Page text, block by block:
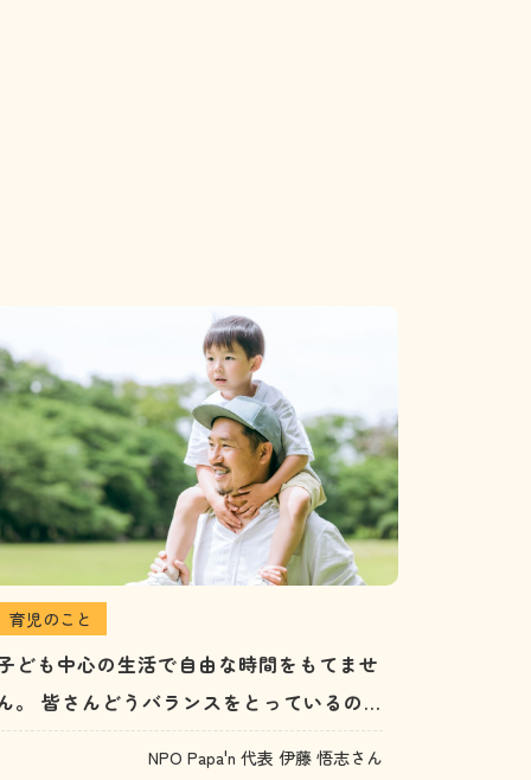
育児のこと
ども中心の生活で自由な時間をもてませ
。 皆さんどうバランスをとっているの
しょうか？（30代男性）
NPO Papa'n 代表 伊藤 悟志さん